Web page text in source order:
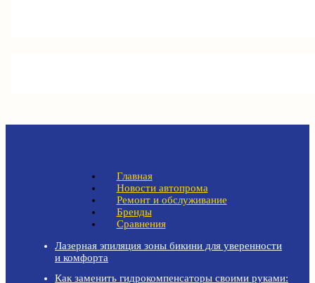
Главная
Новости автопрома
Ремонт и обслуживание
Бренды
Сравнения
Лазерная эпиляция зоны бикини для уверенности
и комфорта
Как заменить гидрокомпенсаторы своими руками: